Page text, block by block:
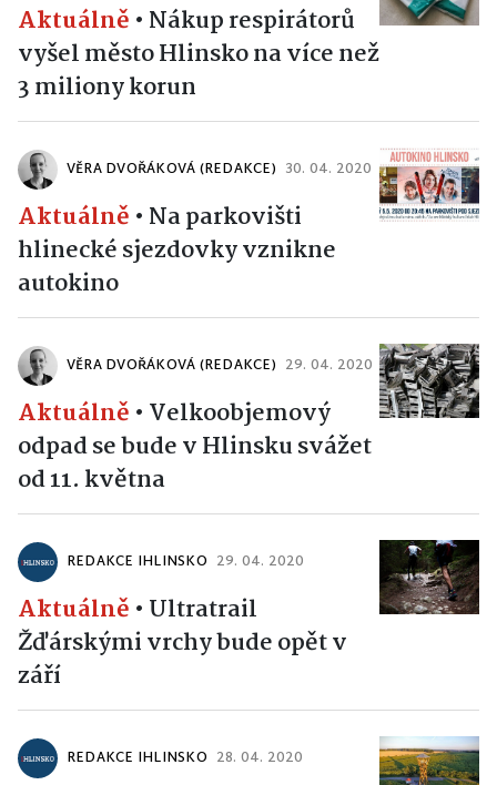
Aktuálně • Nákup respirátorů
vyšel město Hlinsko na více než
3 miliony korun
VĚRA DVOŘÁKOVÁ (REDAKCE) 30. 04. 2020
Aktuálně • Na parkovišti
hlinecké sjezdovky vznikne
autokino
VĚRA DVOŘÁKOVÁ (REDAKCE) 29. 04. 2020
Aktuálně • Velkoobjemový
odpad se bude v Hlinsku svážet
od 11. května
REDAKCE IHLINSKO 29. 04. 2020
Aktuálně • Ultratrail
Žďárskými vrchy bude opět v
září
REDAKCE IHLINSKO 28. 04. 2020